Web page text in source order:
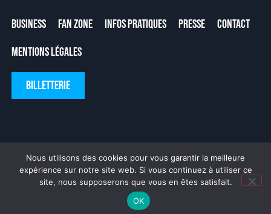
Business Fan Zone Infos Pratiques Presse
Contact
Mentions Légales
Billetterie
Fait avec ❤ parDeLaCrème
Nous utilisons des cookies pour vous garantir la meilleure
expérience sur notre site web. Si vous continuez à utiliser ce
site, nous supposerons que vous en êtes satisfait.
OK